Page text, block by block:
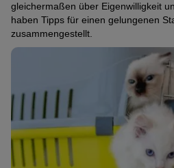
gleichermaßen über Eigenwilligkeit
haben Tipps für einen gelungenen
zusammengestellt.